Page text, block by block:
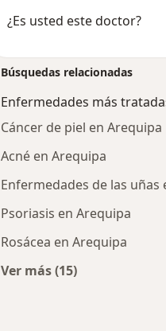
¿Es usted este doctor?
Búsquedas relacionadas
Enfermedades más
Cáncer de piel en Arequipa
Acné en Arequipa
Enfermedades de las uñas
Psoriasis en Arequipa
Rosácea en Arequipa
Ver más (15)